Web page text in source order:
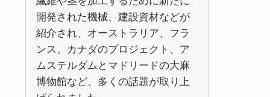
開発された機械、建設資材などが
紹介され、オーストラリア、フラ
ンス、カナダのプロジェクト、ア
ムステルダムとマドリードの大麻
博物館など、多くの話題が取り上